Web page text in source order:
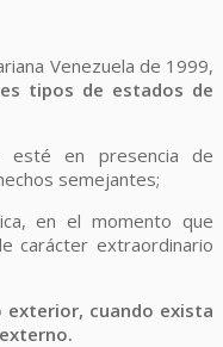
Venezuela de 1999,
tipos de estados de
esté en presencia de
semejantes;
en el momento que
carácter extraordinario
cuando exista